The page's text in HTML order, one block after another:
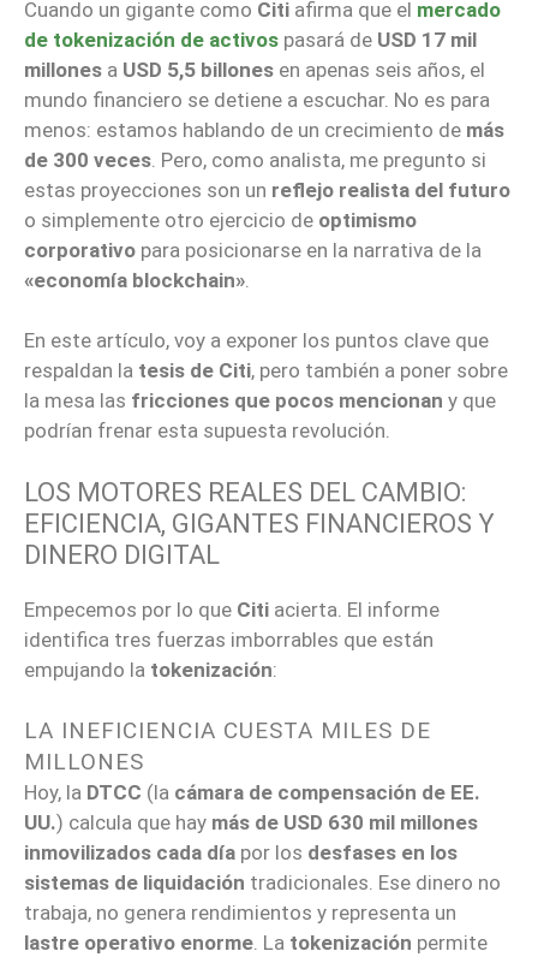
Cuando un gigante como Citi afirma que el mercado
de tokenización de activos pasará de USD 17 mil
millones a USD 5,5 billones en apenas seis años, el
mundo financiero se detiene a escuchar. No es para
menos: estamos hablando de un crecimiento de más
de 300 veces . Pero, como analista, me pregunto si
estas proyecciones son un reflejo realista del futuro
o simplemente otro ejercicio de optimismo
corporativo para posicionarse en la narrativa de la
«economía blockchain»
En este artículo, voy a exponer los puntos clave que
respaldan la tesis de Citi, pero también a poner sobre
la mesa las fricciones que pocos mencionan y que
podrían frenar esta supuesta revolución.
LOS MOTORES REALES DEL CAMBIO:
EFICIENCIA, GIGANTES FINANCIEROS Y
DINERO DIGITAL
Empecemos por lo que Citi acierta. El informe
identifica tres fuerzas imborrables que están
empujando la tokenización:
LA INEFICIENCIA CUESTA MILES DE
MILLONES
Hoy, la DTCC (la cámara de compensación de EE.
UU.) calcula que hay más de USD 630 mil millones
inmovilizados cada día por los desfases en los
sistemas de liquidación tradicionales. Ese dinero no
trabaja, no genera rendimientos y representa un
lastre operativo enorme. La tokenización permite